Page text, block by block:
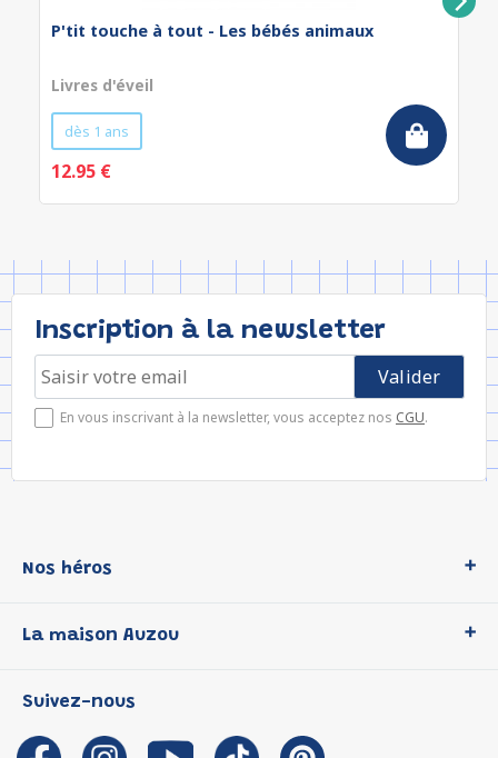
P'tit touche à tout - Les bébés animaux
Livres d'éveil
dès 1 ans
12.95 €
Inscription à la newsletter
En vous inscrivant à la newsletter, vous acceptez nos CGU.
Nos héros
P'tit Loup
Les Influenceuses
Migali
La maison Auzou
Notre histoire
Auzou s'engage
Suivez-nous